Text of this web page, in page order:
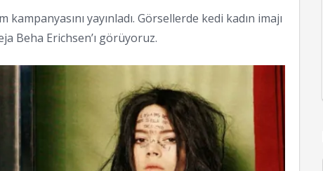
yayınladı. Görsellerde kedi kadın imajı
Beha Erichsen’ı görüyoruz.